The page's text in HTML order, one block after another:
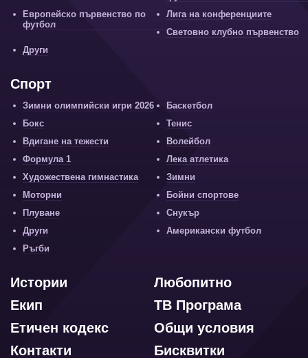
Европейско първенство по
футбол
Лига на конференциите
Световно клубно първенство
Други
Спорт
Зимни олимпийски игри 2026
Баскетбол
Бокс
Тенис
Вдигане на тежести
Волейбол
Формула 1
Лека атлетика
Художествена гимнастика
Зимни
Моторни
Бойни спортове
Плуване
Снукър
Други
Американски футбол
Ръгби
Любопитно
Истории
ТВ Програма
Екип
Общи условия
Етичен кодекс
Бисквитки
Контакти